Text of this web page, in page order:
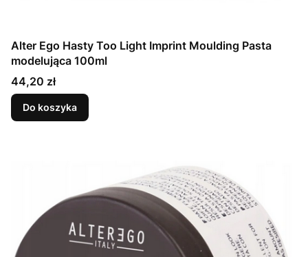
Alter Ego Hasty Too Light Imprint Moulding Pasta
modelująca 100ml
Cena
44,20 zł
Do koszyka